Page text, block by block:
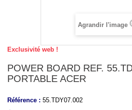
Agrandir l'image
Exclusivité web !
POWER BOARD REF.
PORTABLE ACER
Référence : 55.TDY07.002